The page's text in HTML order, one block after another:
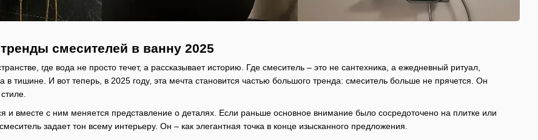
смесителей в ванну 2025
где вода не просто течет, а рассказывает историю. Где смеситель – это не сантехника, а ежедневный ритуал,
в тишине. И вот теперь, в 2025 году, эта мечта становится частью большого тренда: смеситель больше не прячется. Он
и вместе с ним меняется представление о деталях. Если раньше основное внимание было сосредоточено на плитке или
задает тон всему интерьеру. Он – как элегантная точка в конце изысканного предложения.